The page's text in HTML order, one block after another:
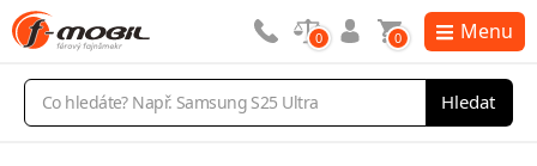
Vyhledávání
Hledat
0 0 Menu